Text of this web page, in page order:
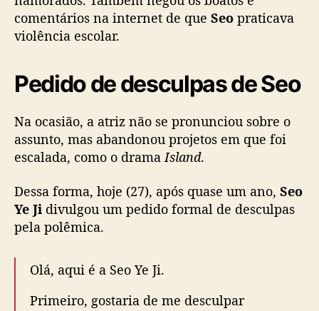
s
e
s
s
comentários na internet de que Seo praticava
violência escolar.
Pedido de desculpas de Seo
Na ocasião, a atriz não se pronunciou sobre o
assunto, mas abandonou projetos em que foi
escalada, como o dramaIsland.
Dessa forma, hoje (27), após quase um ano, Seo
Ye Ji divulgou um pedido formal de desculpas
pela polêmica.
Olá, aqui é a Seo Ye Ji.
Primeiro, gostaria de me desculpar